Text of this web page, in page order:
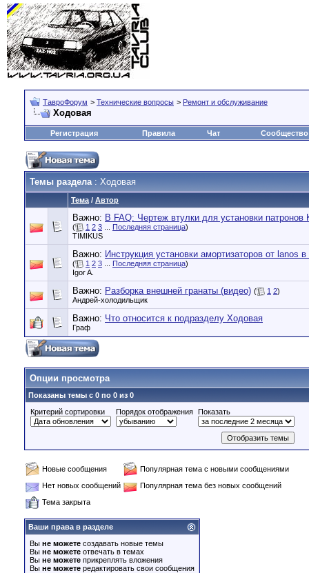
ТавроФорум > Технические вопросы > Ремонт и обслуживание
Ходовая
Регистрация Правила Чат Сообщество
Темы раздела: Ходовая
Тема / Автор
Важно: В FAQ: Чертеж втулки для установки патронов
( 1 2 3 Последняя страница)
TIMIKUS
Важно: Инструкция установки амортизаторов от lanos
( 1 2 3 Последняя страница)
Igor A.
Важно: Разборка внешней гранаты (видео) ( 1 2)
Андрей-холодильщик
Важно: Что относится к подразделу Ходовая
Граф
Опции просмотра
Показаны темы с 0 по 0 из 0
Критерий сортировки
Порядок отображения Показать
Новые сообщения
Популярная тема с новыми сообщениями
Нет новых сообщений
Популярная тема без новых сообщений
Тема закрыта
Ваши права в разделе
Вы не можете создавать новые темы
Вы не можете отвечать в темах
Вы не можете прикреплять вложения
Вы не можете редактировать свои сообщения